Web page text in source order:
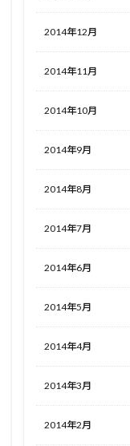
2014年12月
2014年11月
2014年10月
2014年9月
2014年8月
2014年7月
2014年6月
2014年5月
2014年4月
2014年3月
2014年2月